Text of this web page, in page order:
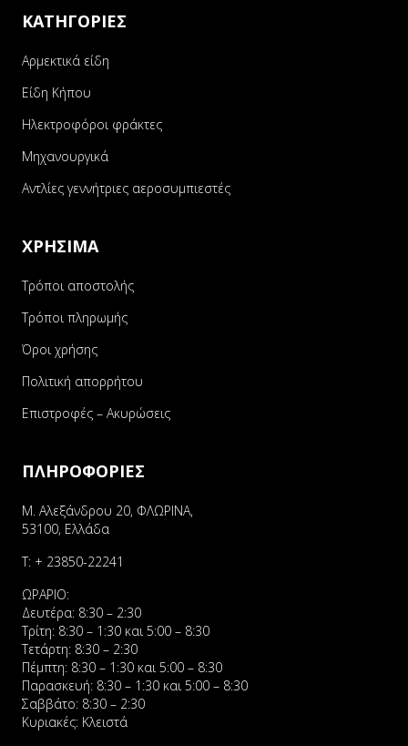
ΚΑΤΗΓΟΡΙΕΣ
Αρμεκτικά είδη
Είδη Κήπου
Ηλεκτροφόροι φράκτες
Μηχανουργικά
Αντλίες γεννήτριες αεροσυμπιεστές
ΧΡΗΣΙΜΑ
Τρόποι αποστολής
Τρόποι πληρωμής
Όροι χρήσης
Πολιτική απορρήτου
Επιστροφές – Ακυρώσεις
ΠΛΗΡΟΦΟΡΙΕΣ
Μ. Αλεξάνδρου 20, ΦΛΩΡΙΝΑ,
53100, Ελλάδα
Τ: + 23850-22241
ΩΡΑΡΙΟ:
Δευτέρα: 8:30 – 2:30
Τρίτη: 8:30 – 1:30 και 5:00 – 8:30
Τετάρτη: 8:30 – 2:30
Πέμπτη: 8:30 – 1:30 και 5:00 – 8:30
Παρασκευή: 8:30 – 1:30 και 5:00 – 8:30
Σαββάτο: 8:30 – 2:30
Κυριακές: Κλειστά